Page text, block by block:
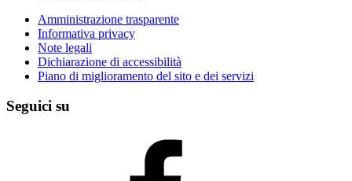
Amministrazione trasparente
Informativa privacy
Note legali
Dichiarazione di accessibilità
Piano di miglioramento del sito e dei servizi
Seguici su